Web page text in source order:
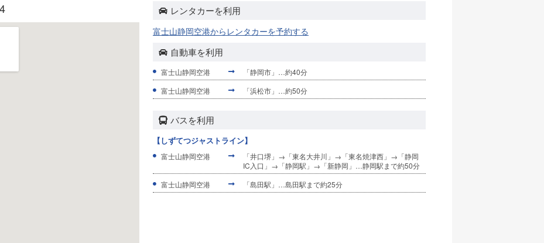
レンタカーを利用
富士山静岡空港からレンタカーを予約する
自動車を利用
富士山静岡空港
「静岡市」…約40分
富士山静岡空港
「浜松市」…約50分
バスを利用
【しずてつジャストライン】
富士山静岡空港
「井口堺」→「東名大井川」→「東名焼津西」→「静岡
IC入口」→「静岡駅」→「新静岡」…静岡駅まで約50分
富士山静岡空港
「島田駅」…島田駅まで約25分